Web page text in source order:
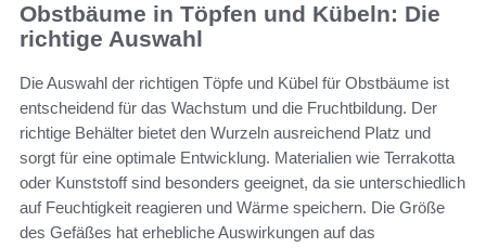
Obstbäume in Töpfen und Kübeln: Die
richtige Auswahl
Die Auswahl der richtigen Töpfe und Kübel für Obstbäume ist
entscheidend für das Wachstum und die Fruchtbildung. Der
richtige Behälter bietet den Wurzeln ausreichend Platz und
sorgt für eine optimale Entwicklung. Materialien wie Terrakotta
oder Kunststoff sind besonders geeignet, da sie unterschiedlich
auf Feuchtigkeit reagieren und Wärme speichern. Die Größe
des Gefäßes hat erhebliche Auswirkungen auf das